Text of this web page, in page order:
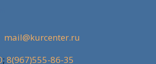
mail@kurcenter.ru
; 8(967)555-86-35